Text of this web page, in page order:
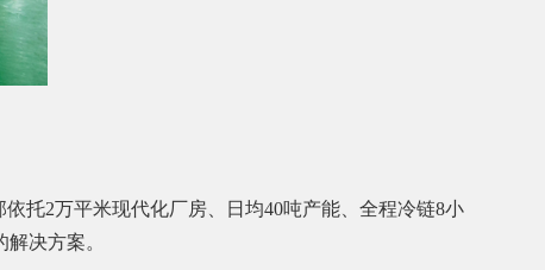
托2万平米现代化厂房、日均40吨产能、全程冷链8小
决方案。